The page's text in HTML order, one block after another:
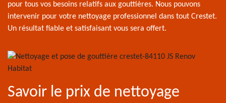
pour tous vos besoins relatifs aux gouttières. Nous pouvons
intervenir pour votre nettoyage professionnel dans tout Crestet.
Un résultat fiable et satisfaisant vous sera offert.
Savoir le prix de nettoyage